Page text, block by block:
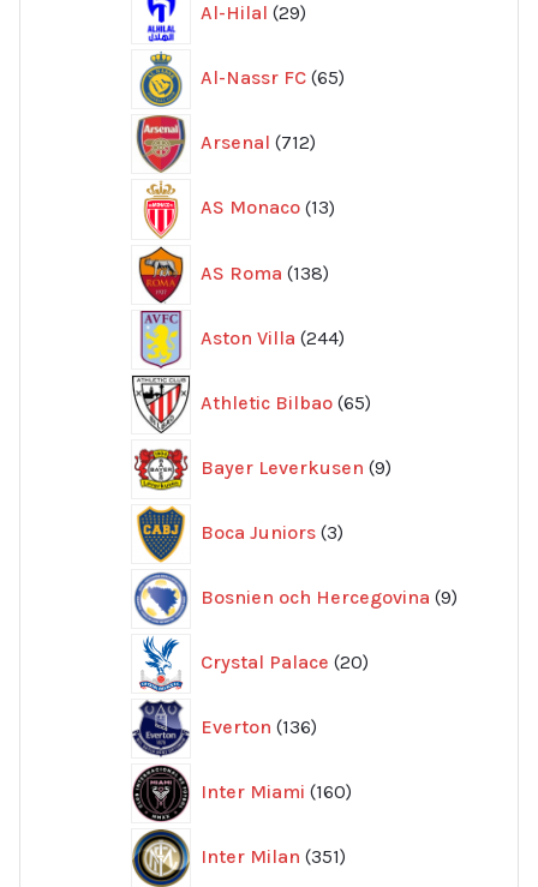
Al-Hilal 29
produkter
Al-Nassr FC 65
produkter
Arsenal 712
produkter
AS Monaco 13
produkter
AS Roma 138
produkter
Aston Villa 244
produkter
Athletic Bilbao 65
produkter
Bayer Leverkusen 9
produkter
Boca Juniors 3
produkter
Bosnien och Hercegovina 9
produkter
Crystal Palace 20
produkter
Everton 136
produkter
Inter Miami 160
produkter
Inter Milan 351
produkter